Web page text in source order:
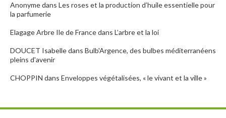
Anonymedans Les roses et la production d’huile essentielle pour
la parfumerie
Elagage Arbre Ile de Francedans L’arbre et la loi
DOUCET Isabelledans Bulb'Argence, des bulbes méditerranéens
pleins d'avenir
CHOPPIN dans Enveloppes végétalisées, « le vivant et la ville »